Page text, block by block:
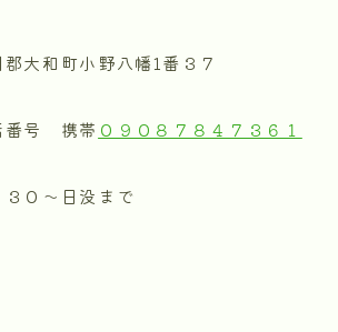
大和町小野八幡1番３７
番号 携帯 ０９０８７８４７３６１
０〜日没まで